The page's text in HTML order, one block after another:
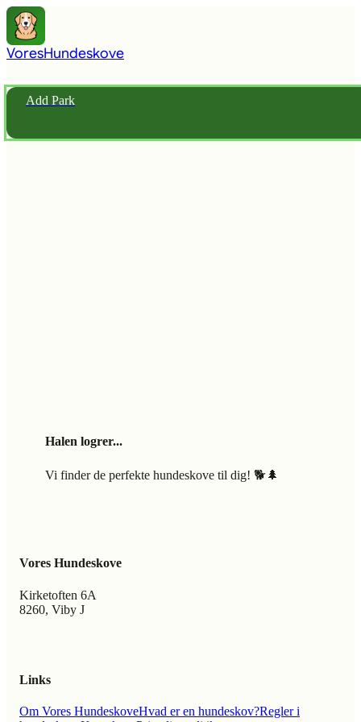
VoresHundeskove
Add Park
Halen logrer...
Vi finder de perfekte hundeskove til dig! 🐕🌲
Vores Hundeskove
Kirketoften 6A
8260, Viby J
Links
Om Vores HundeskoveHvad er en hundeskov?Regler i